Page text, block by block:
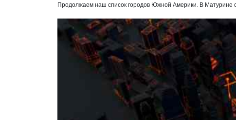
Продолжаем наш список городов Южной Америки. В Матурине